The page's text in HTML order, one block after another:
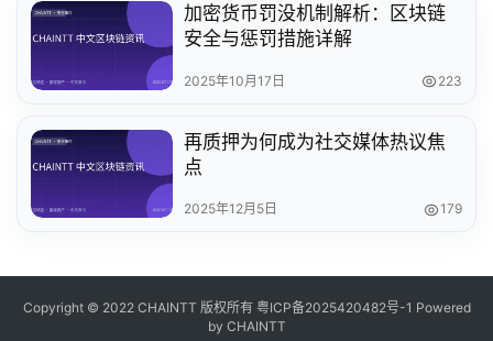
加密货币罚没机制解析：区块链
安全与惩罚措施详解
2025年10月17日 223
再质押为何成为社交媒体热议焦
点
2025年12月5日 179
Copyright © 2022 CHAINTT 版权所有 粤ICP备2025420482号-1 Powered
by CHAINTT